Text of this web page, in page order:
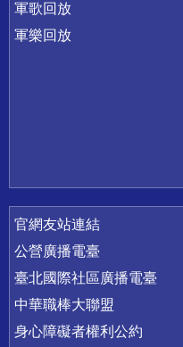
軍歌回放
軍樂回放
官網友站連結
公營廣播電臺
臺北國際社區廣播電臺
中華職棒大聯盟
身心障礙者權利公約